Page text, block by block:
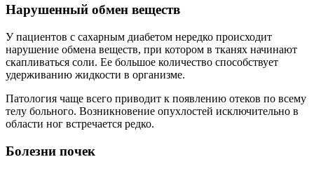
Нарушенный обмен веществ
У пациентов с сахарным диабетом нередко происходит
нарушение обмена веществ, при котором в тканях начинают
скапливаться соли. Ее большое количество способствует
удерживанию жидкости в организме.
Патология чаще всего приводит к появлению отеков по всему
телу больного. Возникновение опухлостей исключительно в
области ног встречается редко.
Болезни почек